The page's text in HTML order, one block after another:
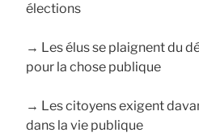
élections
→ Les élus se plaignent du
pour la chose publique
→ Les citoyens exigent
dans la vie publique